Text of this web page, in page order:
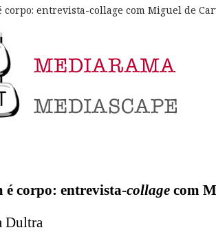
corpo: entrevista-collage com Miguel de